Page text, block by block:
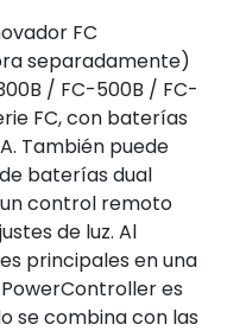
FC
separadamente)
/ FC-500B / FC-
FC, con baterías
También puede
baterías dual
control remoto
de luz. Al
principales en una
es
se combina con las